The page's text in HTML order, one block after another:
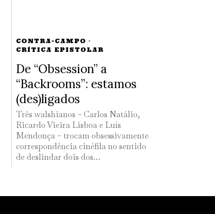
CONTRA-CAMPO ·
CRÍTICA EPISTOLAR
De “Obsession” a
“Backrooms”: estamos
(des)ligados
Três walshianos – Carlos Natálio,
Ricardo Vieira Lisboa e Luís
Mendonça – trocam obsessivamente
correspondência cinéfila no sentido
de deslindar dois dos…